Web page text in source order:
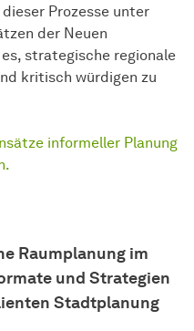
Prozesse unter
der Neuen
strategische regionale
kritisch würdigen zu
informeller Planung
Raumplanung im
und Strategien
Stadtplanung